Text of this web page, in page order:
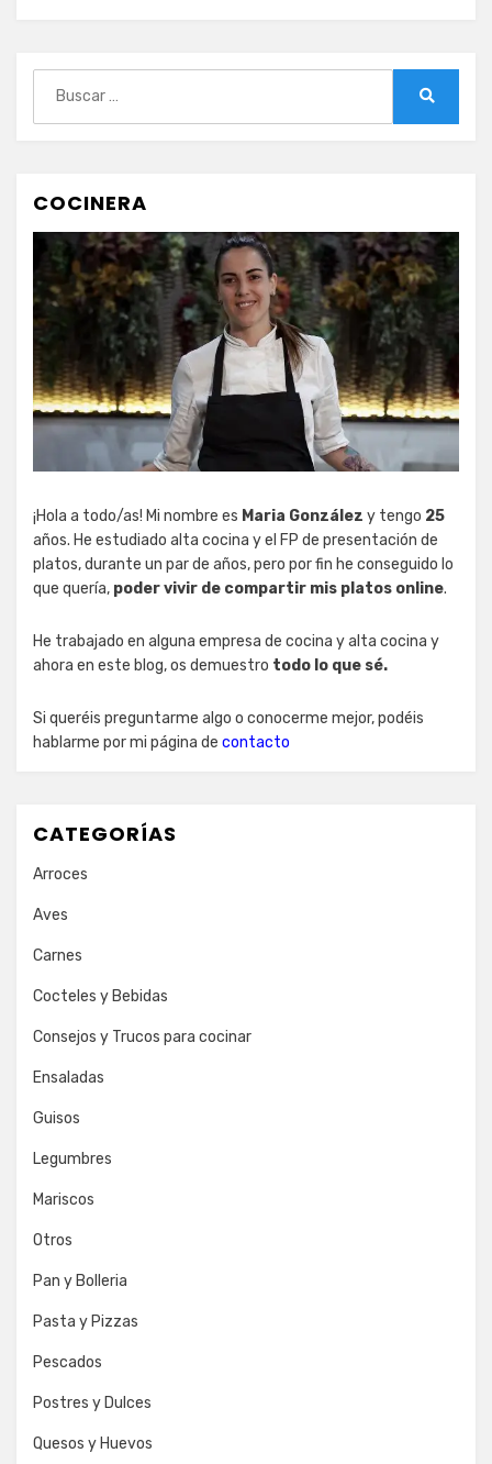
COCINERA
¡Hola a todo/as! Mi nombre es Maria González y tengo 25
años. He estudiado alta cocina y el FP de presentación de
platos, durante un par de años, pero por fin he conseguido lo
que quería, poder vivir de compartir mis platos online.
He trabajado en alguna empresa de cocina y alta cocina y
ahora en este blog, os demuestro todo lo que sé.
Si queréis preguntarme algo o conocerme mejor, podéis
hablarme por mi página de contacto
CATEGORÍAS
Arroces
Aves
Carnes
Cocteles y Bebidas
Consejos y Trucos para cocinar
Ensaladas
Guisos
Legumbres
Mariscos
Otros
Pan y Bolleria
Pasta y Pizzas
Pescados
Postres y Dulces
Quesos y Huevos